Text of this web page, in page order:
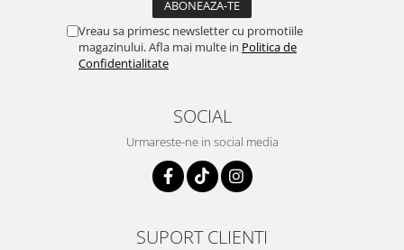
Vreau sa primesc newsletter cu promotiile
magazinului. Afla mai multe in Politica de
Confidentialitate
SOCIAL
Urmareste-ne in social media
SUPORT CLIENTI